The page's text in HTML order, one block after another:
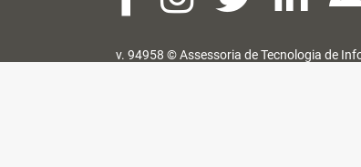
v. 94958 ©Assessoria de Tecnologia de